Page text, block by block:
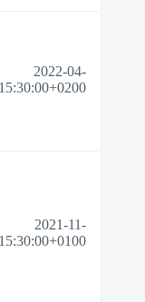
2022-04-
2021-11-